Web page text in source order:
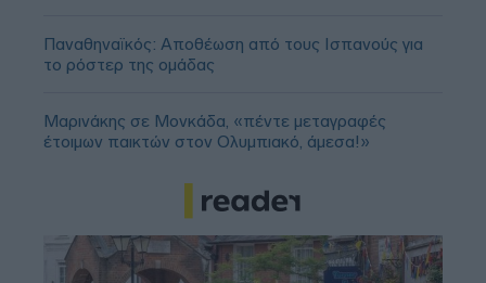
Παναθηναϊκός: Αποθέωση από τους Ισπανούς για
το ρόστερ της ομάδας
Μαρινάκης σε Μονκάδα, «πέντε μεταγραφές
έτοιμων παικτών στον Ολυμπιακό, άμεσα!»